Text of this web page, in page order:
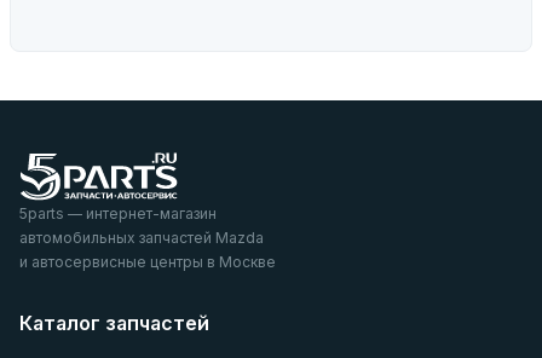
5parts — интернет-магазин
автомобильных запчастей Mazda
и автосервисные центры в Москве
Каталог запчастей